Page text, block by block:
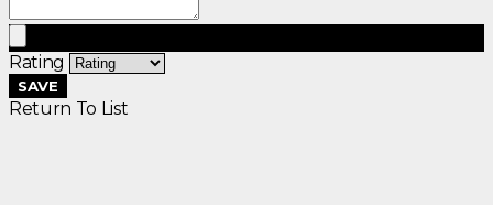
Rating
SAVE
Return To List